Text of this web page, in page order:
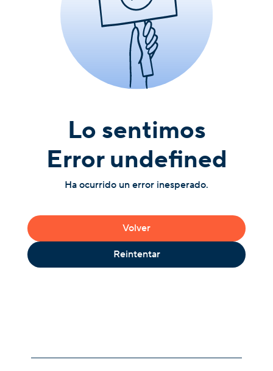
Lo sentimos
Error undefined
Ha ocurrido un error inesperado.
Volver
Reintentar